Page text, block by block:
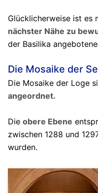
Glücklicherweise ist es
nächster Nähe zu
der Basilika
Die Mosaike der
Die Mosaike der Loge
angeordnet.
Die obere Ebene
zwischen 1288 und
wurden.